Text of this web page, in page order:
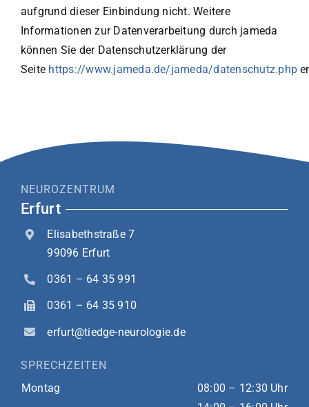
aufgrund dieser Einbindung nicht. Weitere
Informationen zur Datenverarbeitung durch jameda
können Sie der Datenschutzerklärung der
Seite https://www.jameda.de/jameda/datenschutz.php
NEUROZENTRUM
Erfurt
Elisabethstraße 7
99096 Erfurt
0361 – 64 35 991
0361 – 64 35 910
erfurt@tiedge-neurologie.de
SPRECHZEITEN
Montag
08:00 – 12:30 Uhr